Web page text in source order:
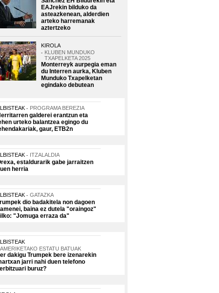
EAJrekin bilduko da
asteazkenean, alderdien
arteko harremanak
aztertzeko
KIROLA
KLUBEN MUNDUKO
TXAPELKETA 2025
Monterreyk aurpegia eman
du Interren aurka, Kluben
Munduko Txapelketan
egindako debutean
PROGRAMA BEREZIA
galderei erantzun eta
urteko balantzea egingo du
gaur, ETB2n
ITZALALDIA
estaldurarik gabe jarraitzen
herria
GATAZKA
dio badakitela non dagoen
baina ez dutela "oraingoz"
"Jomuga erraza da"
AMERIKETAKO ESTATU BATUAK
dakigu Trumpek bere izenarekin
jarri nahi duen telefono
buruz?